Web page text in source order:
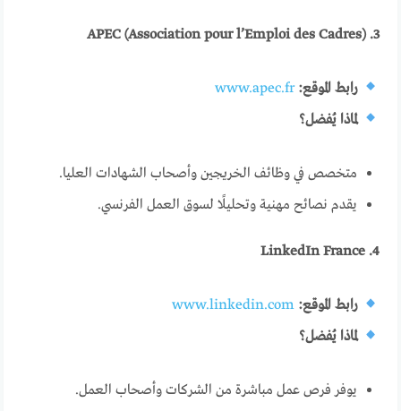
3. APEC (Association pour l’Emploi des Cadres)
رابط الموقع: www.apec.fr
لماذا يُفضل؟
متخصص في وظائف الخريجين وأصحاب الشهادات العليا.
يقدم نصائح مهنية وتحليلًا لسوق العمل الفرنسي.
4. LinkedIn France
رابط الموقع: www.linkedin.com
لماذا يُفضل؟
يوفر فرص عمل مباشرة من الشركات وأصحاب العمل.